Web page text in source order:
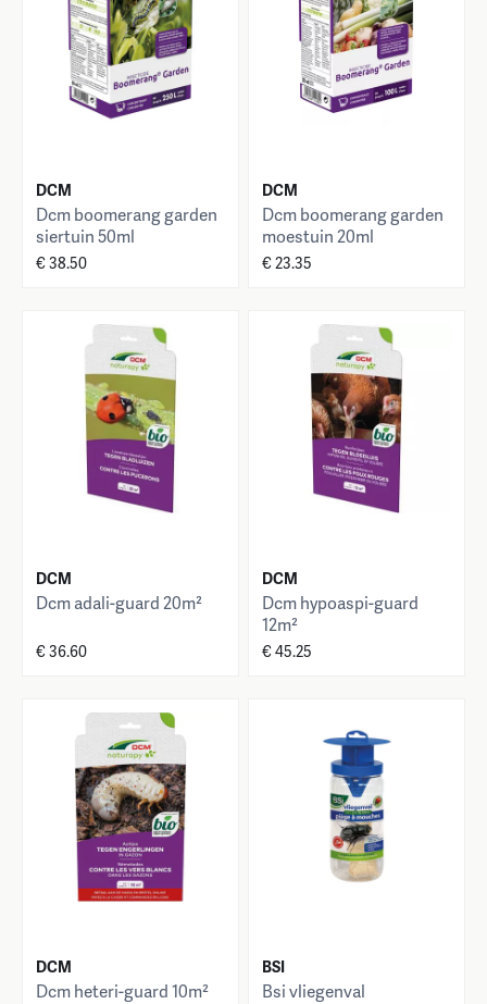
DCM
Dcm boomerang garden
siertuin 50ml
€ 38.50
DCM
Dcm boomerang garden
moestuin 20ml
€ 23.35
DCM
Dcm adali-guard 20m²
€ 36.60
DCM
Dcm hypoaspi-guard
12m²
€ 45.25
DCM
Dcm heteri-guard 10m²
BSI
Bsi vliegenval